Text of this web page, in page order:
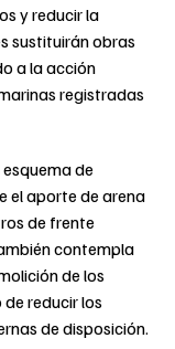
y reducir la
sustituirán obras
a la acción
registradas
de
el aporte de arena
de frente
contempla
de los
reducir los
de disposición.